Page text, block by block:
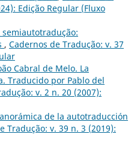
Edição Regular (Fluxo
semiautotradução:
, Cadernos de Tradução: v. 37
Cabral de Melo. La
Traducido por Pablo del
v. 2 n. 20 (2007):
de la autotraducción
Tradução: v. 39 n. 3 (2019):